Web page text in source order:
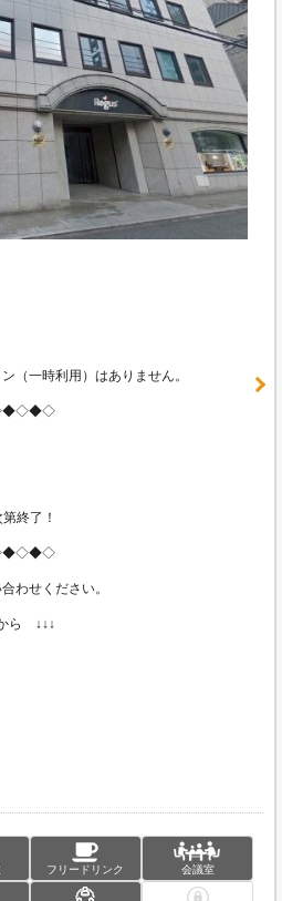
（一時利用）はありません。
終了！
わせください。
ら ↓↓↓
フリードリンク 会議室